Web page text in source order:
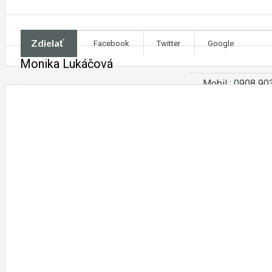
Zdielať Facebook Twitter Google
Monika Lukáčová
Mobil : 0908